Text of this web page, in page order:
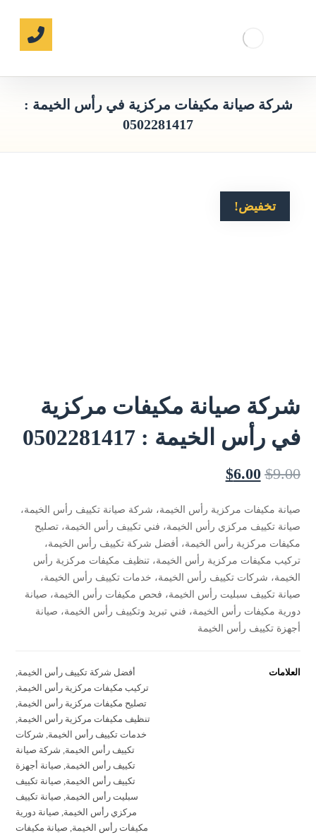
شركة صيانة مكيفات مركزية في رأس الخيمة :
0502281417
تخفيض!
شركة صيانة مكيفات مركزية
في رأس الخيمة : 0502281417
$9.00
$6.00
صيانة مكيفات مركزية رأس الخيمة، شركة صيانة تكييف رأس الخيمة،
صيانة تكييف مركزي رأس الخيمة، فني تكييف رأس الخيمة، تصليح
مكيفات مركزية رأس الخيمة، أفضل شركة تكييف رأس الخيمة،
تركيب مكيفات مركزية رأس الخيمة، تنظيف مكيفات مركزية رأس
الخيمة، شركات تكييف رأس الخيمة، خدمات تكييف رأس الخيمة،
صيانة تكييف سبليت رأس الخيمة، فحص مكيفات رأس الخيمة، صيانة
دورية مكيفات رأس الخيمة، فني تبريد وتكييف رأس الخيمة، صيانة
أجهزة تكييف رأس الخيمة
العلامات أفضل شركة تكييف رأس الخيمة,
تركيب مكيفات مركزية رأس الخيمة,
تصليح مكيفات مركزية رأس الخيمة,
تنظيف مكيفات مركزية رأس الخيمة,
خدمات تكييف رأس الخيمة, شركات
تكييف رأس الخيمة, شركة صيانة
تكييف رأس الخيمة, صيانة أجهزة
تكييف رأس الخيمة, صيانة تكييف
سبليت رأس الخيمة, صيانة تكييف
مركزي رأس الخيمة, صيانة دورية
مكيفات رأس الخيمة, صيانة مكيفات